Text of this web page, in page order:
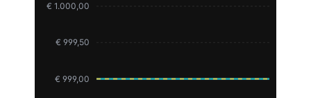
€ 1.000,00
€ 999,50
€ 999,00